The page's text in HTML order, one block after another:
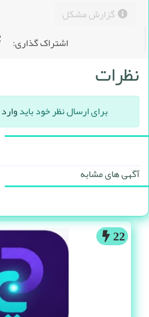
22
گزارش مشکل
اشتراک گذاری:
نظرات
برای ارسال نظر خود بایدوارد
آگهی های مشابه